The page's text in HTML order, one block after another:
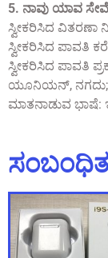
5. ನಾವು ಯಾವ
ಸ್ವೀಕರಿಸಿದ ವಿತರಣಾ
ಸ್ವೀಕರಿಸಿದ ಪಾವತಿ
ಸ್ವೀಕರಿಸಿದ ಪಾವತಿ
ಯೂನಿಯನ್, ನಗದು;
ಮಾತನಾಡುವ ಭಾಷೆ:
ಸಂಬಂಧಿತ